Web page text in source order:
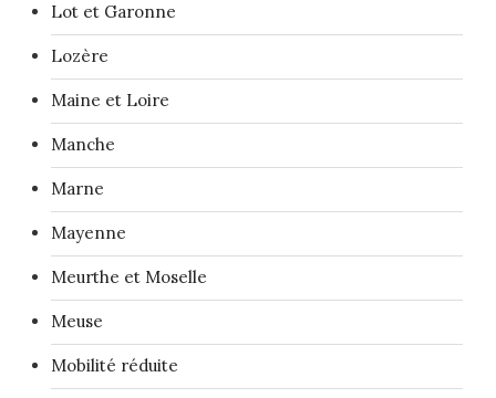
Lot et Garonne
Lozère
Maine et Loire
Manche
Marne
Mayenne
Meurthe et Moselle
Meuse
Mobilité réduite